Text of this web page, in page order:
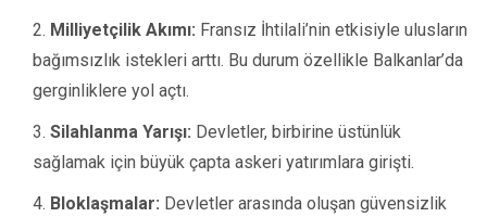
Milliyetçilik Akımı: Fransız İhtilali’nin etkisiyle ulusların
bağımsızlık istekleri arttı. Bu durum özellikle Balkanlar’da
gerginliklere yol açtı.
Silahlanma Yarışı: Devletler, birbirine üstünlük
sağlamak için büyük çapta askeri yatırımlara girişti.
Bloklaşmalar: Devletler arasında oluşan güvensizlik